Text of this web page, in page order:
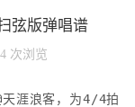
弦版弹唱谱
次浏览
天涯浪客，为4/4拍